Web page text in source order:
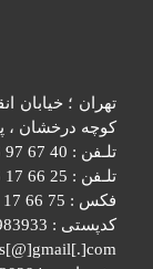
تهران ؛ خیابان
کوچه درخشان ، پلاک 8 ،
تلـفن : 40 67 97 66 (021)
تلـفن : 25 66 17 66 (021)
فکس : 75 66 17 66 (021)
کدپستی : 1314983933